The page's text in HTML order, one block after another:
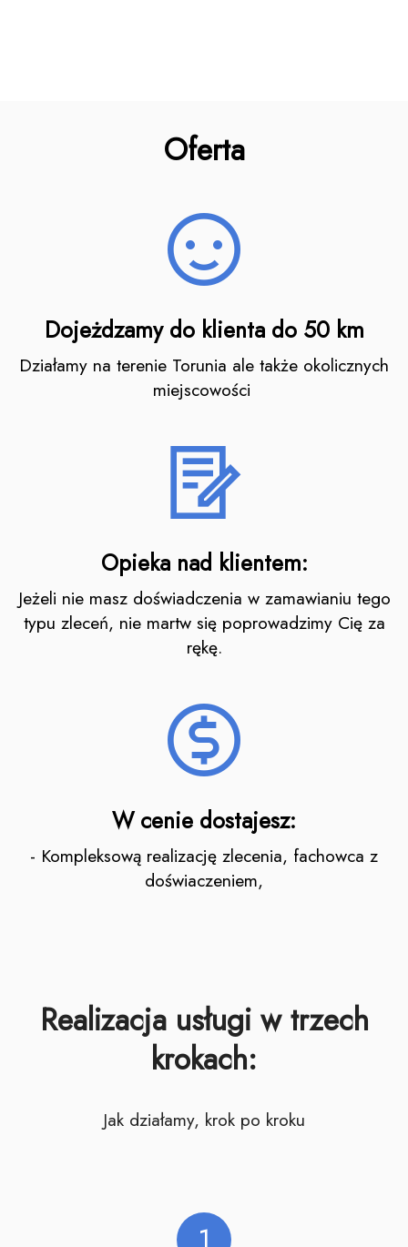
Oferta
Dojeżdzamy do klienta do 50 km
Działamy na terenie Torunia ale także okolicznych
miejscowości
Opieka nad klientem:
Jeżeli nie masz doświadczenia w zamawianiu tego
typu zleceń, nie martw się poprowadzimy Cię za
rękę.
W cenie dostajesz:
- Kompleksową realizację zlecenia, fachowca z
doświaczeniem,
Realizacja usługi w trzech
krokach:
Jak działamy, krok po kroku